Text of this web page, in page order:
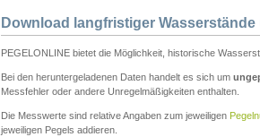
Download langfristiger
PEGELONLINE bietet die Möglichkeit, historische
Bei den heruntergeladenen Daten handelt es sich um
Messfehler oder andere Unregelmäßigkeiten enthalten.
Die Messwerte sind relative Angaben zum jeweiligen
jeweiligen Pegels addieren.